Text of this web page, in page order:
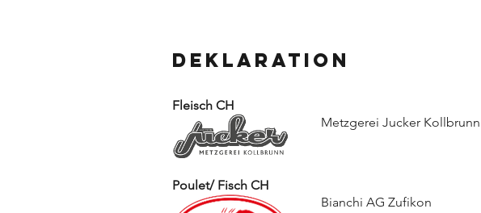
Deklaration
Fleisch CH
Metzgerei Jucker Kollbrunn
Poulet/ Fisch CH
Bianchi AG Zufikon